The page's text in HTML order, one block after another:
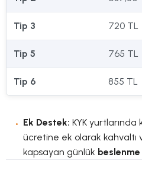
Tip 3 720 TL
Tip 5 765 TL
Tip 6 855 TL
Ek Destek: KYK
ücretine ek olarak kahvaltı
kapsayan günlük beslenme